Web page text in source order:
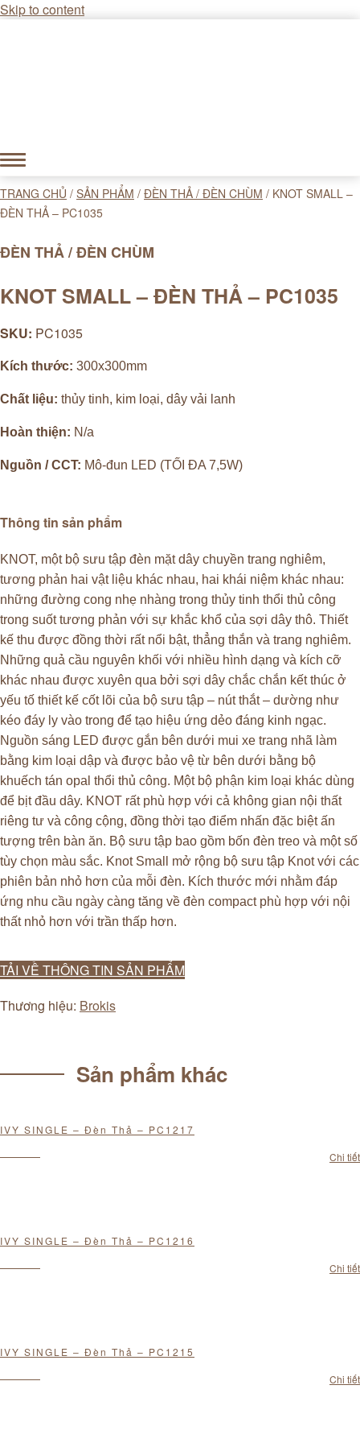
Skip to content
TRANG CHỦ / SẢN PHẨM / ĐÈN THẢ / ĐÈN CHÙM / KNOT SMALL –
ĐÈN THẢ – PC1035
ĐÈN THẢ / ĐÈN CHÙM
KNOT SMALL – ĐÈN THẢ – PC1035
SKU: PC1035
Kích thước: 300x300mm
Chất liệu: thủy tinh, kim loại, dây vải lanh
Hoàn thiện: N/a
Nguồn / CCT: Mô-đun LED (TỐI ĐA 7,5W)
Thông tin sản phẩm
KNOT, một bộ sưu tập đèn mặt dây chuyền trang nghiêm,
tương phản hai vật liệu khác nhau, hai khái niệm khác nhau:
những đường cong nhẹ nhàng trong thủy tinh thổi thủ công
trong suốt tương phản với sự khắc khổ của sợi dây thô. Thiết
kế thu được đồng thời rất nổi bật, thẳng thắn và trang nghiêm.
Những quả cầu nguyên khối với nhiều hình dạng và kích cỡ
khác nhau được xuyên qua bởi sợi dây chắc chắn kết thúc ở
yếu tố thiết kế cốt lõi của bộ sưu tập – nút thắt – dường như
kéo đáy ly vào trong để tạo hiệu ứng dẻo đáng kinh ngạc.
Nguồn sáng LED được gắn bên dưới mui xe trang nhã làm
bằng kim loại dập và được bảo vệ từ bên dưới bằng bộ
khuếch tán opal thổi thủ công. Một bộ phận kim loại khác dùng
để bịt đầu dây. KNOT rất phù hợp với cả không gian nội thất
riêng tư và công cộng, đồng thời tạo điểm nhấn đặc biệt ấn
tượng trên bàn ăn. Bộ sưu tập bao gồm bốn đèn treo và một số
tùy chọn màu sắc. Knot Small mở rộng bộ sưu tập Knot với các
phiên bản nhỏ hơn của mỗi đèn. Kích thước mới nhằm đáp
ứng nhu cầu ngày càng tăng về đèn compact phù hợp với nội
thất nhỏ hơn với trần thấp hơn.
TẢI VỀ THÔNG TIN SẢN PHẨM
Thương hiệu: Brokis
Sản phẩm khác
IVY SINGLE – Đèn Thả – PC1217
Chi tiết
IVY SINGLE – Đèn Thả – PC1216
Chi tiết
IVY SINGLE – Đèn Thả – PC1215
Chi tiết